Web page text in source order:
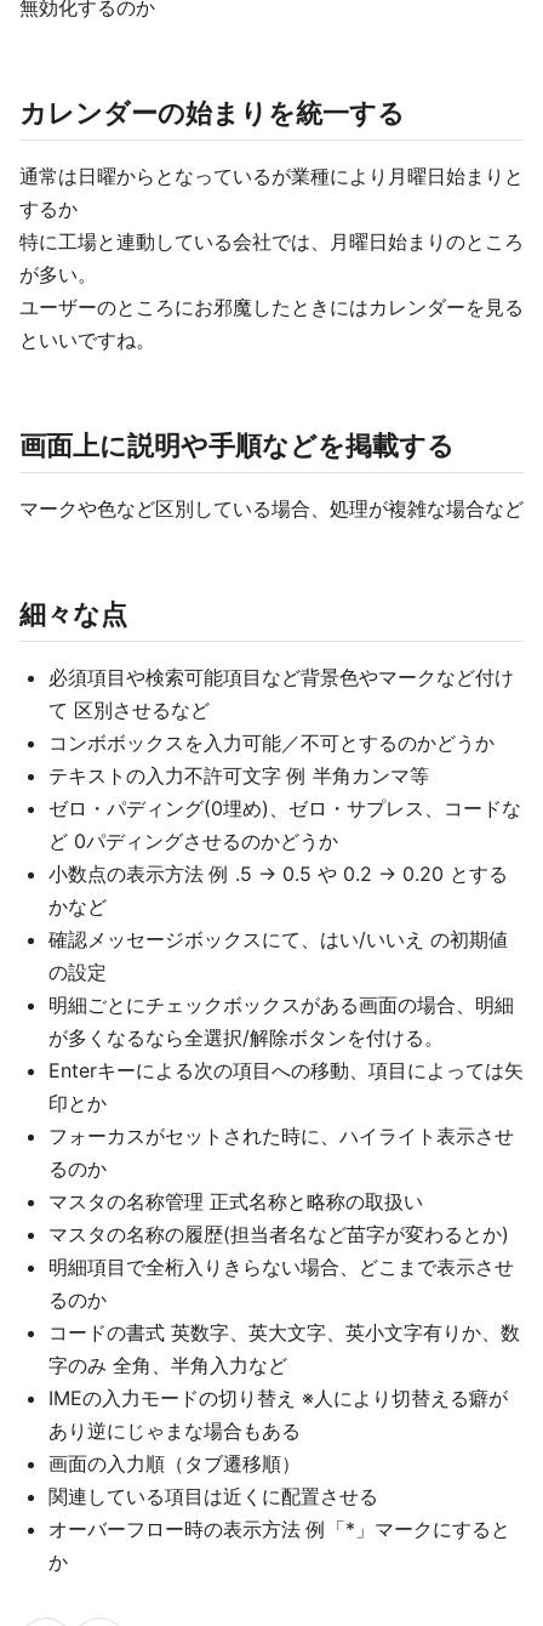
無効化するのか
カレンダーの始まりを統一する
通常は日曜からとなっているが業種により月曜日始まりと
するか
特に工場と連動している会社では、月曜日始まりのところ
が多い。
ユーザーのところにお邪魔したときにはカレンダーを見る
といいですね。
画面上に説明や手順などを掲載する
マークや色など区別している場合、処理が複雑な場合など
細々な点
必須項目や検索可能項目など背景色やマークなど付け
て 区別させるなど
コンボボックスを入力可能／不可とするのかどうか
テキストの入力不許可文字 例 半角カンマ等
ゼロ・パディング(0埋め)、ゼロ・サプレス、コードな
ど 0パディングさせるのかどうか
小数点の表示方法 例 .5 → 0.5 や 0.2 → 0.20 とする
かなど
確認メッセージボックスにて、はい/いいえ の初期値
の設定
明細ごとにチェックボックスがある画面の場合、明細
が多くなるなら全選択/解除ボタンを付ける。
Enterキーによる次の項目への移動、項目によっては矢
印とか
フォーカスがセットされた時に、ハイライト表示させ
るのか
マスタの名称管理 正式名称と略称の取扱い
マスタの名称の履歴(担当者名など苗字が変わるとか)
明細項目で全桁入りきらない場合、どこまで表示させ
るのか
コードの書式 英数字、英大文字、英小文字有りか、数
字のみ 全角、半角入力など
IMEの入力モードの切り替え ※人により切替える癖が
あり逆にじゃまな場合もある
画面の入力順（タブ遷移順）
関連している項目は近くに配置させる
オーバーフロー時の表示方法 例「*」マークにすると
か